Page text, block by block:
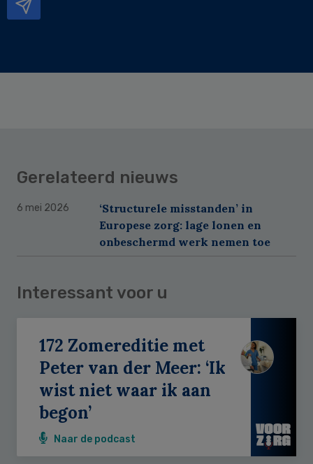
Gerelateerd nieuws
6 mei 2026
‘Structurele misstanden’ in
Europese zorg: lage lonen en
onbeschermd werk nemen toe
Interessant voor u
172 Zomereditie met
Peter van der Meer: ‘Ik
wist niet waar ik aan
begon’
Naar de podcast